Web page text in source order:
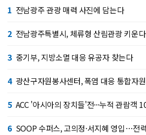
1 전남광주 관광 매력 사진에 담는다
2 전남광주특별시, 체류형 산림관광 키운다
3 중기부, 지방소멸 대응 유공자 찾는다
4 광산구자원봉사센터, 폭염 대응 통합자
5 ACC '아시아의 장치들'전···누적 관람객
6 SOOP 수퍼스, 고의정·서지혜 영입…전